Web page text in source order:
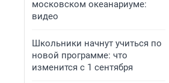
московском океанариуме:
видео
Школьники начнут учиться по
новой программе: что
изменится с 1 сентября